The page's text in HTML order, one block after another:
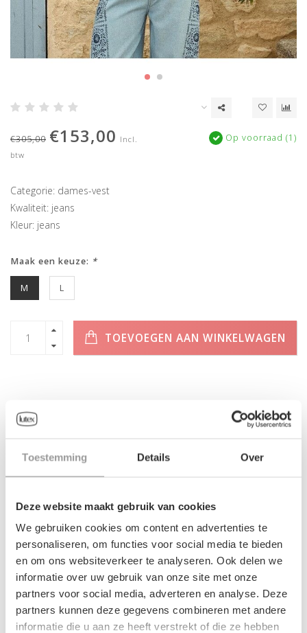
Toestemming Details Over
Deze website maakt gebruik van cookies
We gebruiken cookies om content en advertenties te
personaliseren, om functies voor social media te bieden
en om ons websiteverkeer te analyseren. Ook delen we
informatie over uw gebruik van onze site met onze
partners voor social media, adverteren en analyse. Deze
partners kunnen deze gegevens combineren met andere
informatie die u aan ze heeft verstrekt of die ze hebben
€305,00 €153,00 Incl.
btw
Op voorraad (1)
Categorie: dames-vest
Kwaliteit: jeans
Kleur: jeans
Maak een keuze: *
M L
TOEVOEGEN AAN WINKELWAGEN
Geen informatie gevonden
jazz denim clair
Nog niet gewaardeerd
0 sterren op basis van 0 beoordelingen
JE BEOORDELING TOEVOEGEN